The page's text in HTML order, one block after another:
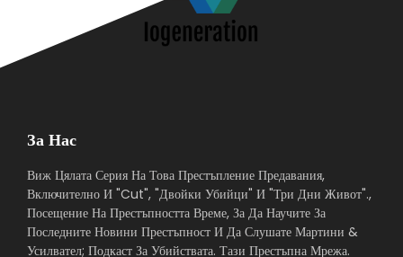
За Нас
Виж Цялата Серия На Това Престъпление Предавания,
Включително И "Cut", "Двойки Убийци" И "Три Дни Живот".,
Посещение На Престъпността Време, За Да Научите За
Последните Новини Престъпност И Да Слушате Мартини &
Усилвател; Подкаст За Убийствата. Тази Престъпна Мрежа.